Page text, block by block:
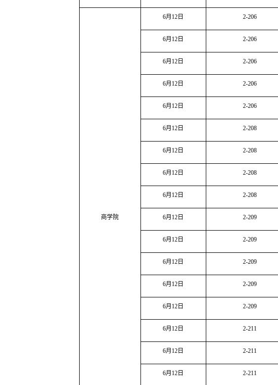
商学院
6月 12 日 2-206
6月 12 日 2-206
6月 12 日 2-206
6月 12 日 2-206
6月 12 日 2-206
6月 12 日 2-208
6月 12 日 2-208
6月 12 日 2-208
6月 12 日 2-208
6月 12 日 2-209
6月 12 日 2-209
6月 12 日 2-209
6月 12 日 2-209
6月 12 日 2-209
6月 12 日 2-211
6月 12 日 2-211
6月 12 日 2-211